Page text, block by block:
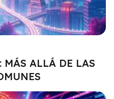
ALLÁ DE LAS